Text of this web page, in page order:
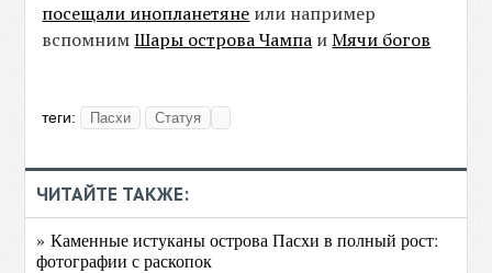
посещали инопланетяне или например
вспомним Шары острова Чампа иМячи богов
теги: Пасхи Статуя
ЧИТАЙТЕ ТАКЖЕ:
» Каменные истуканы острова Пасхи в полный рост:
фотографии с раскопок